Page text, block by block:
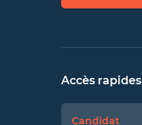
Accès rapides
Candidat